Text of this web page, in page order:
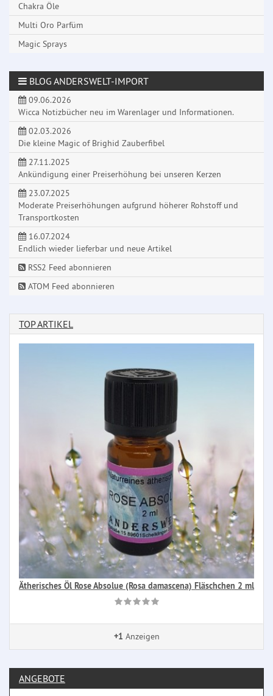
Chakra Öle
Multi Oro Parfüm
Magic Sprays
BLOG ANDERSWELT-IMPORT
09.06.2026
Wicca Notizbücher neu im Warenlager und Informationen.
02.03.2026
Die kleine Magic of Brighid Zauberfibel
27.11.2025
Ankündigung einer Preiserhöhung bei unseren Kerzen
23.07.2025
Moderate Preiserhöhungen aufgrund höherer Rohstoff und
Transportkosten
16.07.2024
Endlich wieder lieferbar und neue Artikel
RSS2 Feed abonnieren
ATOM Feed abonnieren
TOP ARTIKEL
Ätherisches Öl Rose Absolue (Rosa damascena) Fläschchen 2 ml
+1 Anzeigen
ANGEBOTE